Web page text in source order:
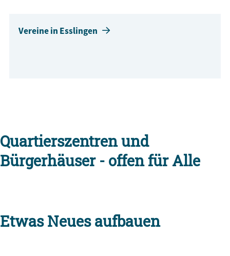
Vereine in Esslingen
Quartierszentren und
Bürgerhäuser - offen für Alle
Etwas Neues aufbauen